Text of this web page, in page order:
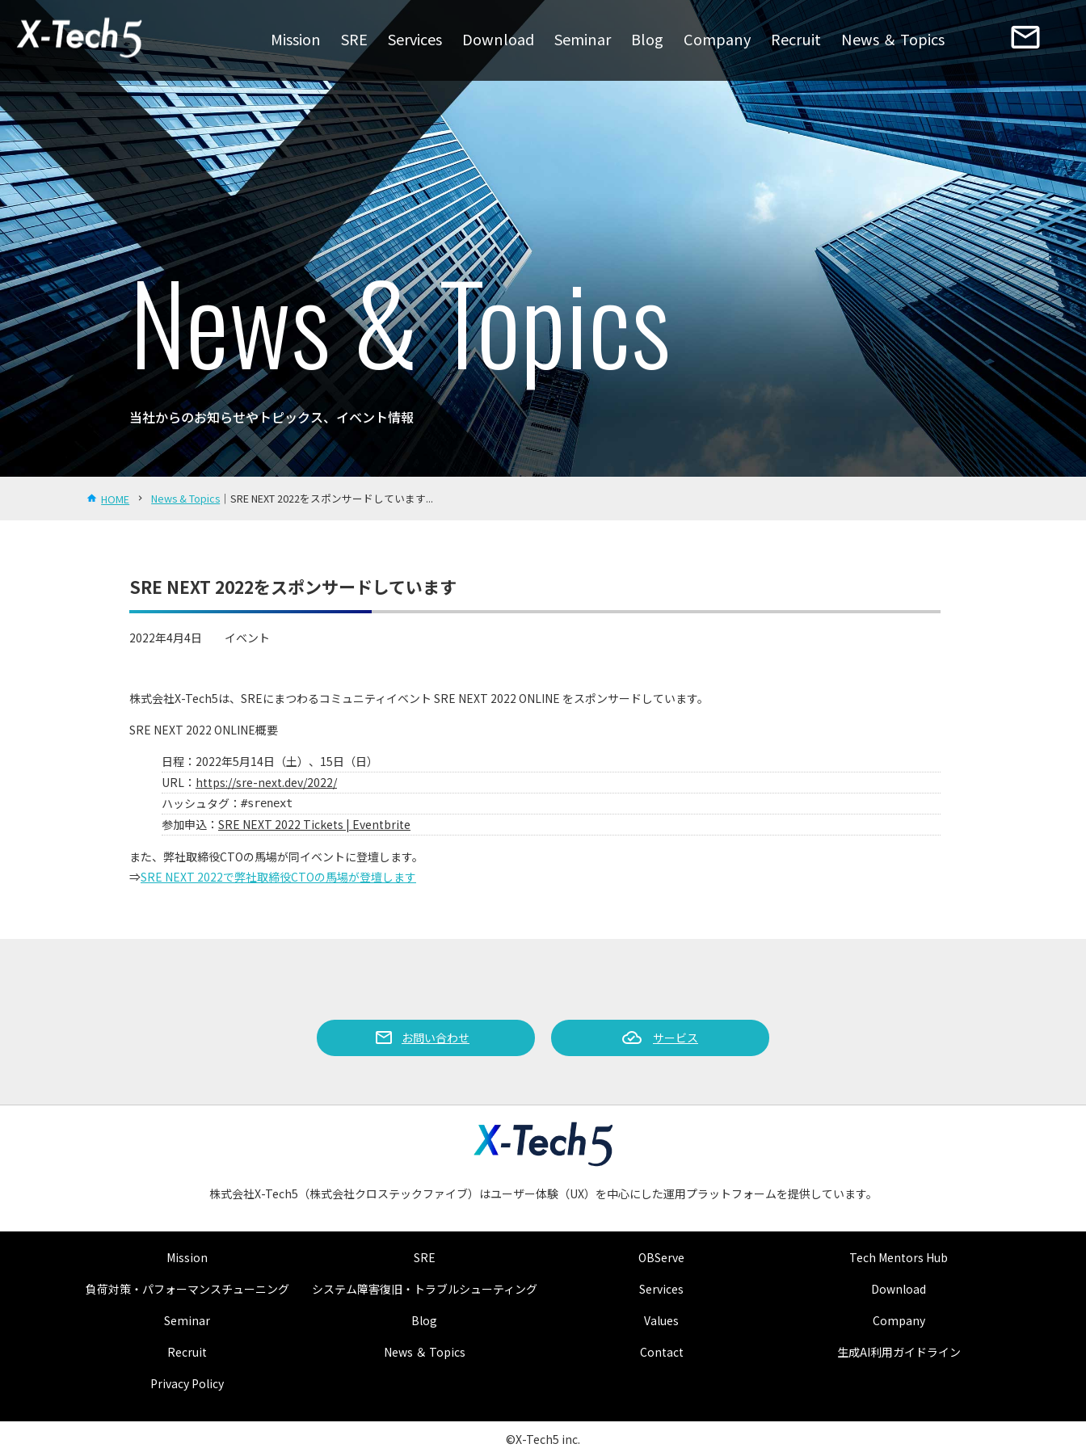
Mission SRE Services Download Seminar Blog Company Recruit News ＆ Topics mail_outline
News & Topics
当社からのお知らせやトピックス、イベント情報
HOME News & Topics ｜SRE NEXT 2022をスポンサードしています...
SRE NEXT 2022をスポンサードしています
2022年4月4日 イベント
株式会社X-Tech5は、SREにまつわるコミュニティイベント SRE NEXT 2022 ONLINE をスポンサードしています。
SRE NEXT 2022 ONLINE概要
日程：2022年5月14日（土）、15日（日）
URL： https://sre-next.dev/2022/
ハッシュタグ： #srenext
参加申込： SRE NEXT 2022 Tickets | Eventbrite
また、弊社取締役CTOの馬場が同イベントに登壇します。
⇒SRE NEXT 2022で弊社取締役CTOの馬場が登壇します
mail お問い合わせ cloud_done サービス
株式会社X-Tech5（株式会社クロステックファイブ）はユーザー体験（UX）を中心にした運用プラットフォームを提供しています。
Mission SRE OBServe
Tech Mentors Hub
負荷対策・パフォーマンスチューニング
システム障害復旧・トラブルシューティング Services
Download
Seminar
Blog Values
Company
Recruit
News ＆ Topics Contact
生成AI利用ガイドライン
Privacy Policy
©X-Tech5 inc.